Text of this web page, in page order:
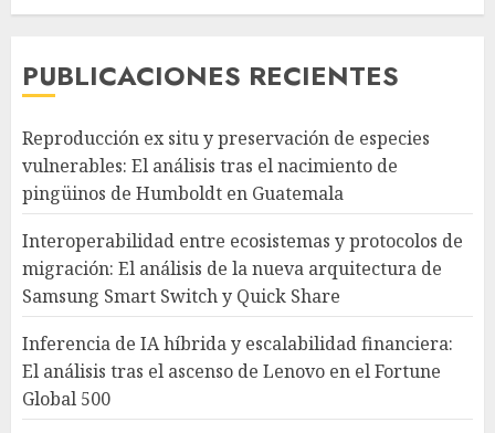
PUBLICACIONES RECIENTES
Reproducción ex situ y preservación de especies
vulnerables: El análisis tras el nacimiento de
pingüinos de Humboldt en Guatemala
Interoperabilidad entre ecosistemas y protocolos de
migración: El análisis de la nueva arquitectura de
Samsung Smart Switch y Quick Share
Inferencia de IA híbrida y escalabilidad financiera:
El análisis tras el ascenso de Lenovo en el Fortune
Global 500